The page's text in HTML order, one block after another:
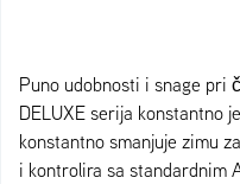
Puno udobnosti i snage pri
DELUXE serija konstantno
konstantno smanjuje zimu
i kontrolira sa standardnim